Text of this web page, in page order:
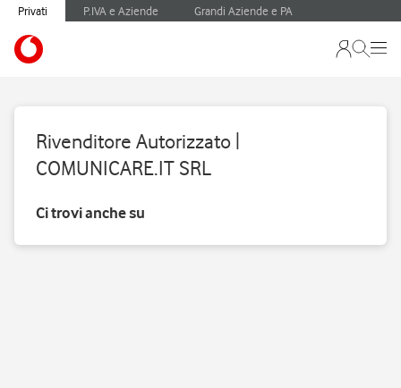
Privati P.IVA e Aziende Grandi Aziende e PA
Rivenditore Autorizzato |
COMUNICARE.IT SRL
Ci trovi anche su